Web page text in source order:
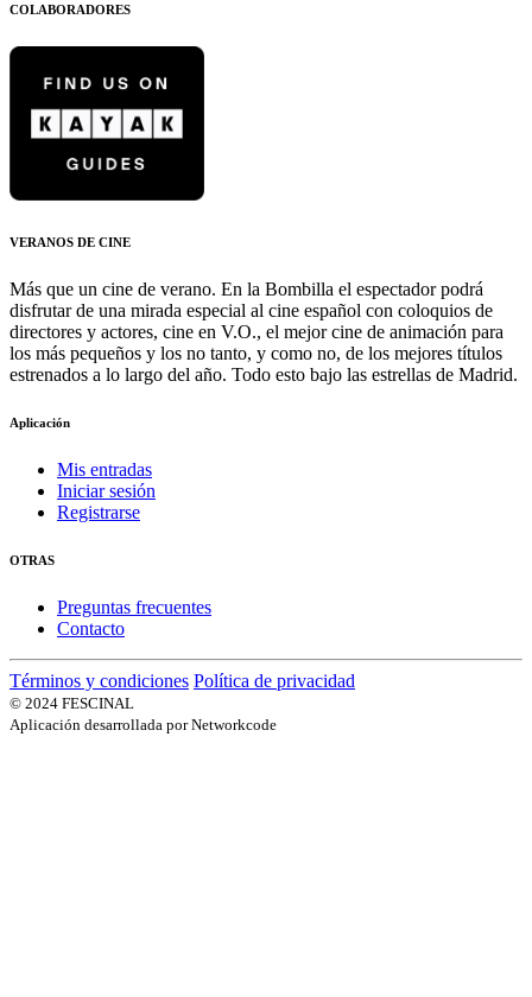
COLABORADORES
VERANOS DE CINE
Más que un cine de verano. En la Bombilla el espectador podrá
disfrutar de una mirada especial al cine español con coloquios de
directores y actores, cine en V.O., el mejor cine de animación para
los más pequeños y los no tanto, y como no, de los mejores títulos
estrenados a lo largo del año. Todo esto bajo las estrellas de Madrid.
Aplicación
Mis entradas
Iniciar sesión
Registrarse
OTRAS
Preguntas frecuentes
Contacto
Términos y condiciones Política de privacidad
© 2024 FESCINAL
Aplicación desarrollada por Networkcode